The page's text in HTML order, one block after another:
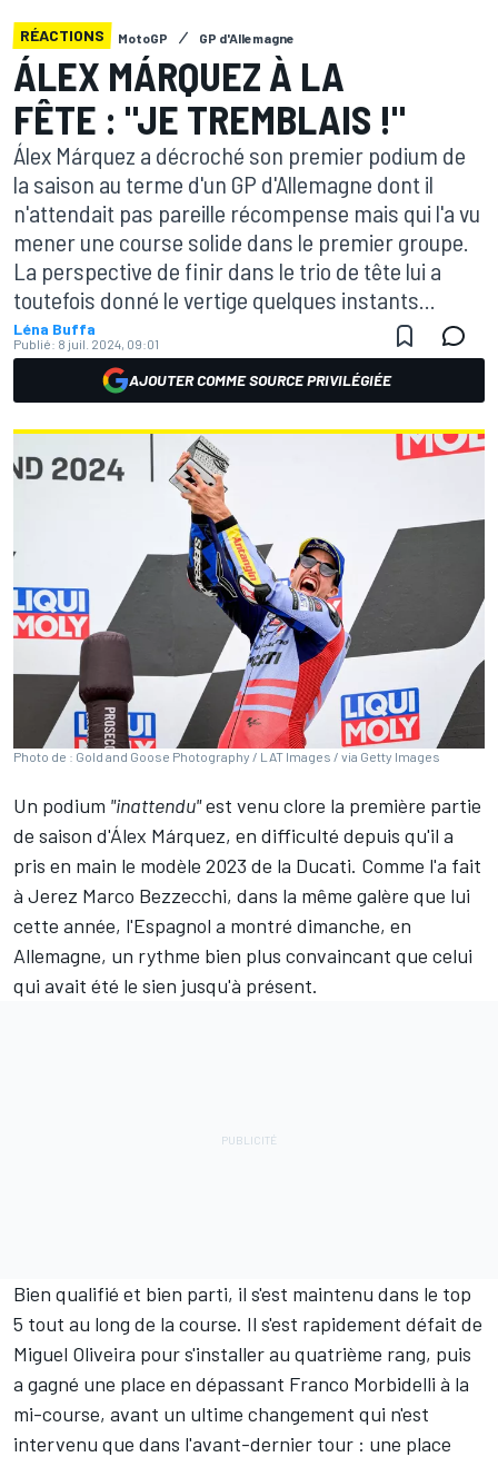
RÉACTIONS MotoGP GP d'Allemagne
ÁLEX MÁRQUEZ À LA
FÊTE : "JE TREMBLAIS !"
Álex Márquez a décroché son premier podium de
la saison au terme d'un GP d'Allemagne dont il
n'attendait pas pareille récompense mais qui l'a vu
mener une course solide dans le premier groupe.
La perspective de finir dans le trio de tête lui a
toutefois donné le vertige quelques instants...
Léna Buffa
Publié: 8 juil. 2024, 09:01
AJOUTER COMME SOURCE PRIVILÉGIÉE
Photo de : Gold and Goose Photography / LAT Images / via Getty Images
Un podium "inattendu"est venu clore la première partie
de saison d'Álex Márquez, en difficulté depuis qu'il a
pris en main le modèle 2023 de la Ducati. Comme l'a fait
à Jerez Marco Bezzecchi, dans la même galère que lui
cette année, l'Espagnol a montré dimanche, en
Allemagne, un rythme bien plus convaincant que celui
qui avait été le sien jusqu'à présent.
Bien qualifié et bien parti, il s'est maintenu dans le top
5 tout au long de la course. Il s'est rapidement défait de
Miguel Oliveira pour s'installer au quatrième rang, puis
a gagné une place en dépassant Franco Morbidelli à la
mi-course, avant un ultime changement qui n'est
intervenu que dans l'avant-dernier tour : une place